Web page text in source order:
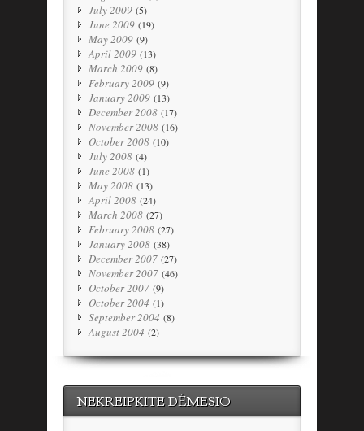
July 2009 (5)
June 2009 (19)
May 2009 (9)
April 2009 (13)
March 2009 (8)
February 2009 (9)
January 2009 (13)
December 2008 (17)
November 2008 (16)
October 2008 (10)
July 2008 (4)
June 2008 (1)
May 2008 (13)
April 2008 (24)
March 2008 (27)
February 2008 (27)
January 2008 (38)
December 2007 (27)
November 2007 (46)
October 2007 (9)
October 2004 (1)
September 2004 (8)
August 2004 (2)
NEKREIPKITE DĖMESIO